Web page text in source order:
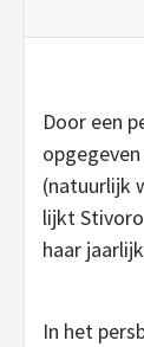
Door een
(natuurlijk
lijkt
haar
In het